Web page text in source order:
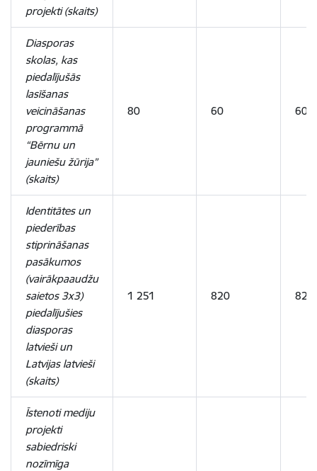
projekti (skaits)
Diasporas
skolas, kas
piedalījušās
lasīšanas
veicināšanas
programmā
“Bērnu un
jauniešu žūrija”
(skaits)
80 60 60
Identitātes un
piederības
stiprināšanas
pasākumos
(vairākpaaudžu
saietos 3x3)
piedalījušies
diasporas
latvieši un
Latvijas latvieši
(skaits)
1 251 820 820
Īstenoti mediju
projekti
sabiedriski
nozīmīga